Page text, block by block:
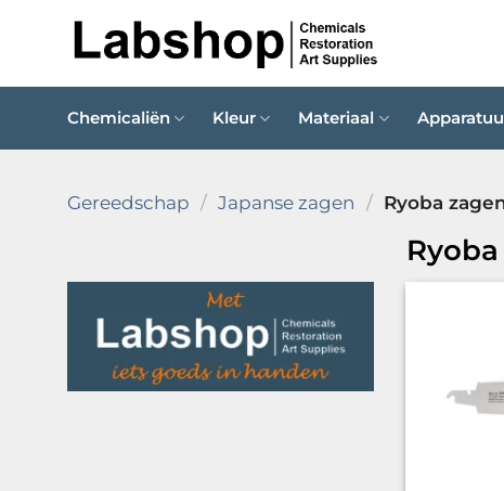
Chemicaliën Kleur Materiaal
Gereedschap / Japanse zagen / Ryoba